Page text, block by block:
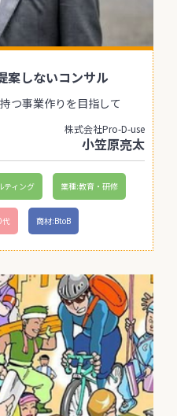
案しないコンサル
つ事業作りを目指して
株式会社Pro-D-use
小笠原亮太
ティング 業種:教育・研修
商材:BtoB